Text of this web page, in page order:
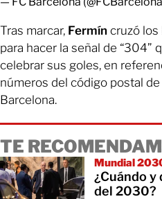
Tras marcar, Fermín cruzó los
para hacer la señal de “304”
celebrar sus goles, en
números del código postal
Barcelona.
TE
Mundial
¿Cuándo y
del 2030?